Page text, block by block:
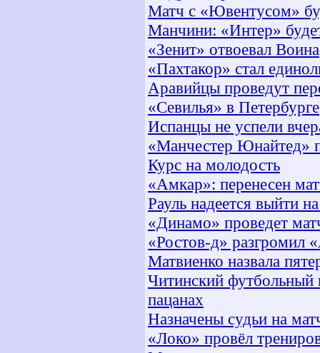
Матч с «Ювентусом»
Манчини: «Интер»
«Зенит» отвоевал Воина
«Пахтакор» стал
Аравийцы проведут
«Севилья» в Петербурге
Испанцы не успели
«Манчестер Юнайтед»
Курс на молодость
«Амкар»: перенесен
Рауль надеется выйти
«Динамо» проведет
«Ростов-д» разгромил
Матвиенко назвала
Читинский футбольный
пацанах
Назначены судьи на
«Локо» провёл